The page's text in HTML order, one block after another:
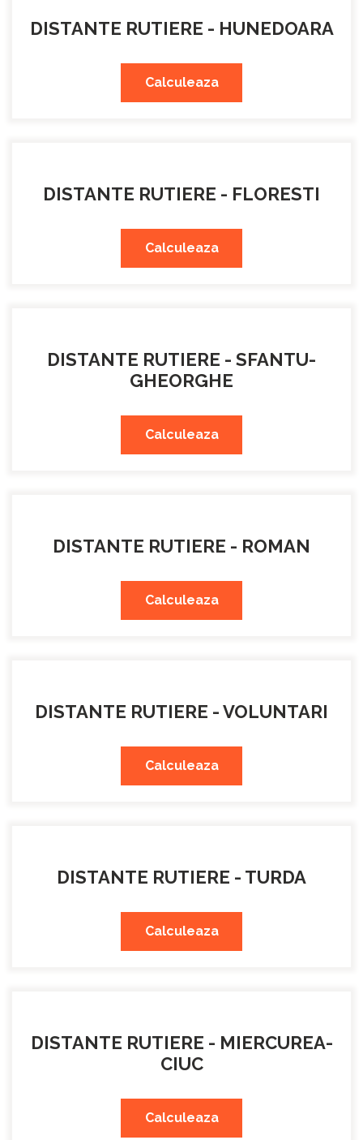
DISTANTE RUTIERE - HUNEDOARA
Calculeaza
DISTANTE RUTIERE - FLORESTI
Calculeaza
DISTANTE RUTIERE - SFANTU-
GHEORGHE
Calculeaza
DISTANTE RUTIERE - ROMAN
Calculeaza
DISTANTE RUTIERE - VOLUNTARI
Calculeaza
DISTANTE RUTIERE - TURDA
Calculeaza
DISTANTE RUTIERE - MIERCUREA-
CIUC
Calculeaza